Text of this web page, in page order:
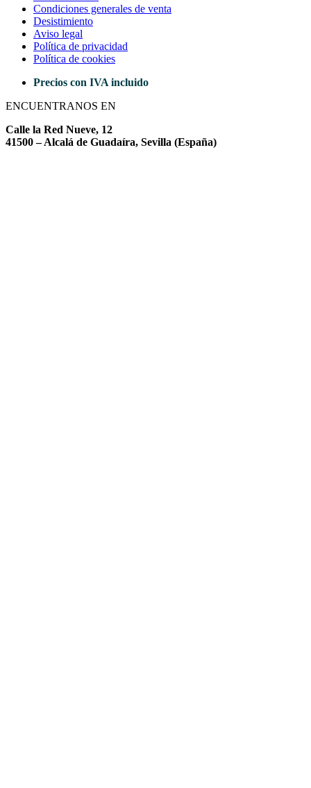
Condiciones generales de venta
Desistimiento
Aviso legal
Política de privacidad
Política de cookies
Precios con IVA incluido
ENCUENTRANOS EN
Calle la Red Nueve, 12
41500 – Alcalá de Guadaíra, Sevilla (España)